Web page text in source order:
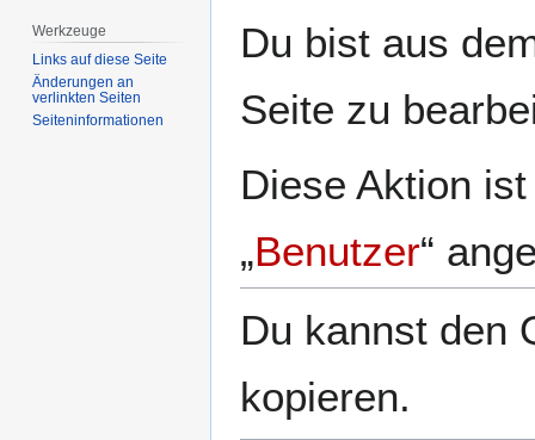
Navigation
Suche
Du bist aus
Seite zu
Diese Aktion
„Benutzer“
Du kannst den
kopieren.
Werkzeuge
Links auf diese Seite
Änderungen an
verlinkten Seiten
Seiten­­informationen